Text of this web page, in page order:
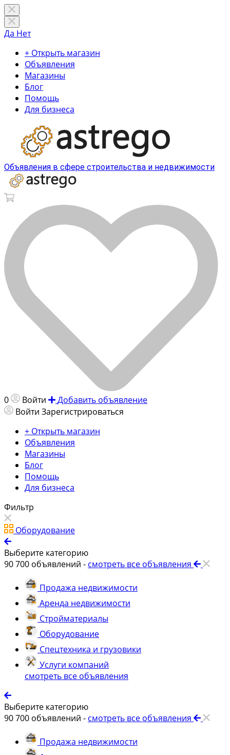
Да Нет
+ Открыть магазин
Объявления
Магазины
Блог
Помощь
Для бизнеса
Объявления в сфере строительства и недвижимости
0 Войти
Добавить объявление
Войти Зарегистрироваться
+ Открыть магазин
Объявления
Магазины
Блог
Помощь
Для бизнеса
Фильтр
Оборудование
Выберите категорию
90 700 объявлений - смотреть все объявления
Продажа недвижимости
Аренда недвижимости
Стройматериалы
Оборудование
Спецтехника и грузовики
Услуги компаний
смотреть все объявления
Выберите категорию
90 700 объявлений - смотреть все объявления
Продажа недвижимости